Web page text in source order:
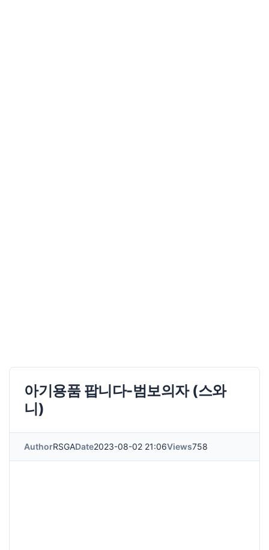
아기용품 팝니다-범보의자 (스와
니)
AuthorRSGADate2023-08-02 21:06Views758